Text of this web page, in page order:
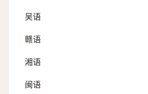
吴语
赣语
湘语
闽语